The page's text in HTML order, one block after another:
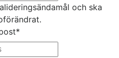
och ska
*